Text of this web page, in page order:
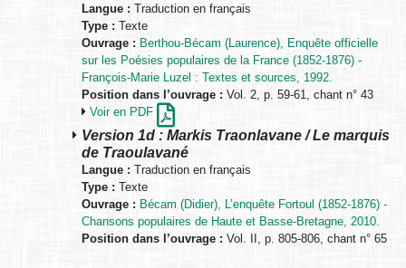
Langue : Traduction en français
Type : Texte
Ouvrage : Berthou-Bécam (Laurence), Enquête officielle
sur les Poésies populaires de la France (1852-1876) -
François-Marie Luzel : Textes et sources, 1992.
Position dans l’ouvrage : Vol. 2, p. 59-61, chant n° 43
Voir en PDF
Version 1d : Markis Traonlavane / Le marquis
de Traoulavané
Langue : Traduction en français
Type : Texte
Ouvrage : Bécam (Didier), L’enquête Fortoul (1852-1876) -
Chansons populaires de Haute et Basse-Bretagne, 2010.
Position dans l’ouvrage : Vol. II, p. 805-806, chant n° 65